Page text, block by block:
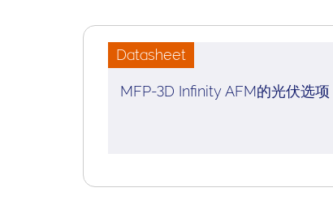
Datasheet
MFP-3D Infinity AFM的光伏选项